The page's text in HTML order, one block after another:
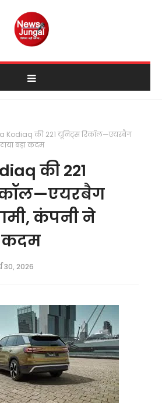
Kodiaq की 221 यूनिट्स रिकॉल—एयरबैग
बड़ा कदम
की 221
कंपनी ने
कदम
30, 2026